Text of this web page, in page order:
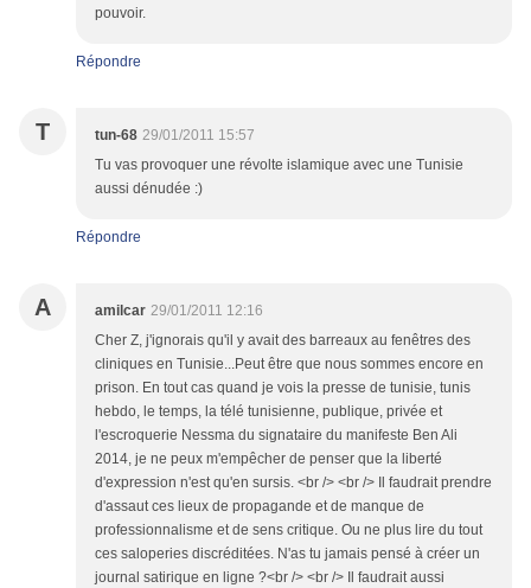
pouvoir.
Répondre
T tun-68 29/01/2011 15:57
Tu vas provoquer une révolte islamique avec une Tunisie
aussi dénudée :)
Répondre
A amilcar 29/01/2011 12:16
Cher Z, j'ignorais qu'il y avait des barreaux au fenêtres des
cliniques en Tunisie...Peut être que nous sommes encore en
prison. En tout cas quand je vois la presse de tunisie, tunis
hebdo, le temps, la télé tunisienne, publique, privée et
l'escroquerie Nessma du signataire du manifeste Ben Ali
2014, je ne peux m'empêcher de penser que la liberté
d'expression n'est qu'en sursis. <br /> <br /> Il faudrait prendre
d'assaut ces lieux de propagande et de manque de
professionnalisme et de sens critique. Ou ne plus lire du tout
ces saloperies discréditées. N'as tu jamais pensé à créer un
journal satirique en ligne ?<br /> <br /> Il faudrait aussi